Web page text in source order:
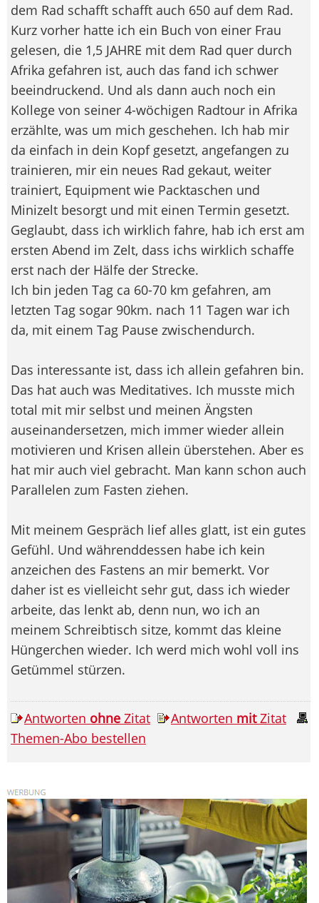
dem Rad schafft schafft auch 650 auf dem Rad.
Kurz vorher hatte ich ein Buch von einer Frau
gelesen, die 1,5 JAHRE mit dem Rad quer durch
Afrika gefahren ist, auch das fand ich schwer
beeindruckend. Und als dann auch noch ein
Kollege von seiner 4-wöchigen Radtour in Afrika
erzählte, was um mich geschehen. Ich hab mir
da einfach in dein Kopf gesetzt, angefangen zu
trainieren, mir ein neues Rad gekaut, weiter
trainiert, Equipment wie Packtaschen und
Minizelt besorgt und mit einen Termin gesetzt.
Geglaubt, dass ich wirklich fahre, hab ich erst am
ersten Abend im Zelt, dass ichs wirklich schaffe
erst nach der Hälfe der Strecke.
Ich bin jeden Tag ca 60-70 km gefahren, am
letzten Tag sogar 90km. nach 11 Tagen war ich
da, mit einem Tag Pause zwischendurch.
Das interessante ist, dass ich allein gefahren bin.
Das hat auch was Meditatives. Ich musste mich
total mit mir selbst und meinen Ängsten
auseinandersetzen, mich immer wieder allein
motivieren und Krisen allein überstehen. Aber es
hat mir auch viel gebracht. Man kann schon auch
Parallelen zum Fasten ziehen.
Mit meinem Gespräch lief alles glatt, ist ein gutes
Gefühl. Und währenddessen habe ich kein
anzeichen des Fastens an mir bemerkt. Vor
daher ist es vielleicht sehr gut, dass ich wieder
arbeite, das lenkt ab, denn nun, wo ich an
meinem Schreibtisch sitze, kommt das kleine
Hüngerchen wieder. Ich werd mich wohl voll ins
Getümmel stürzen.
Antworten ohne Zitat Antworten mitZitat
Themen-Abo bestellen